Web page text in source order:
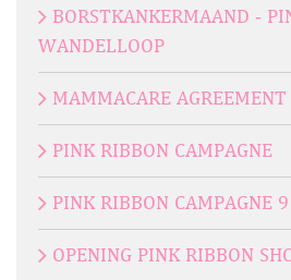
BORSTKANKERMAAND -
WANDELLOOP
MAMMACARE AGREEMENT
PINK RIBBON CAMPAGNE
PINK RIBBON CAMPAGNE
OPENING PINK RIBBON